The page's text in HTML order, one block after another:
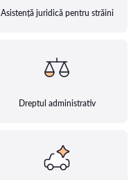
Asistență juridică pentru străini
Dreptul administrativ